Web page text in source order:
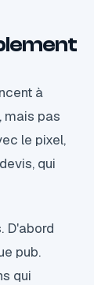
à
mais pas
le pixel,
qui
D'abord
pub.
qui